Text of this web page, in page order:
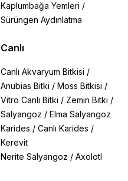
Kaplumbağa Yemleri /
Sürüngen Aydınlatma
Canlı
Canlı Akvaryum Bitkisi /
Anubias Bitki / Moss Bitkisi /
Vitro Canlı Bitki / Zemin Bitki /
Salyangoz / Elma Salyangoz
Karides / Canlı Karides /
Kerevit
Nerite Salyangoz / Axolotl